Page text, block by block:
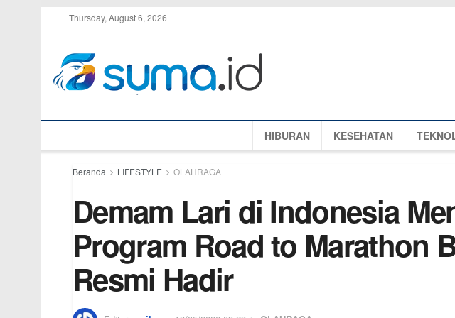
Thursday, August 6, 2026
HIBURAN KESEHATAN
Beranda LIFESTYLE OLAHRAGA
Demam Lari di Indonesia
Program Road to Marathon
Resmi Hadir